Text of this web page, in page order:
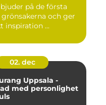
på de första
grönsakerna och ger
inspiration ...
02. dec
Uppsala -
med personlighet